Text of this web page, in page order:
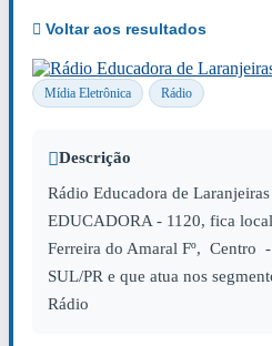
Mídia Eletrônica Rádio
Descrição
Rádio Educadora de
EDUCADORA - 1120, fica
Ferreira do Amaral Fº, Centro
SUL/PR e que atua nos
Rádio